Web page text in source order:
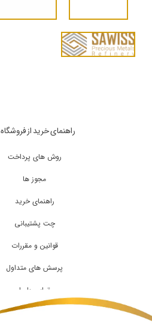
روش های پرداخت
مجوز ها
راهنمای خرید
چت پشتیبانی
قوانین و مقررات
پرسش های متداول
تماس با ما
راهنمای خرید از فروشگاه